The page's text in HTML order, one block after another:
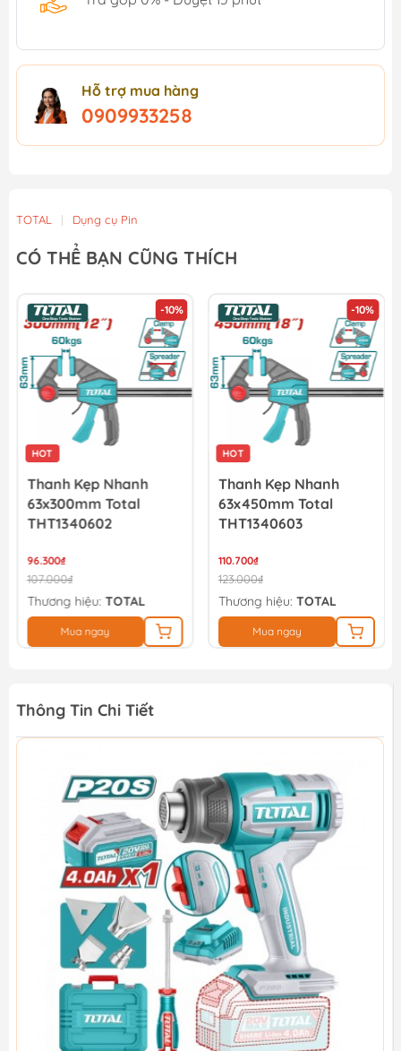
Hỗ trợ mua hàng
0909933258
TOTAL | Dụng cụ Pin
CÓ THỂ BẠN CŨNG THÍCH
-10%
HOT
Thanh Kẹp Nhanh
63x300mm Total
THT1340602
96.300₫
107.000₫
Thương hiệu: TOTAL
Mua ngay
-10%
HOT
Thanh Kẹp Nhanh
63x450mm Total
THT1340603
110.700₫
123.000₫
Thương hiệu: TOTAL
Mua ngay
Thông Tin Chi Tiết